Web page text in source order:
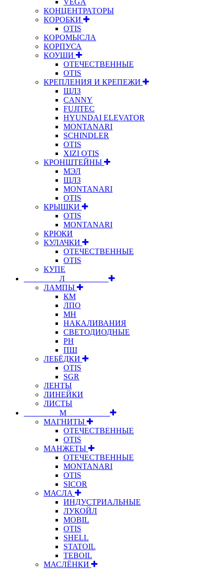
КОНЦЕНТРАТОРЫ
КОРОБКИ
OTIS
КОРОМЫСЛА
КОРПУСА
КОУШИ
ОТЕЧЕСТВЕННЫЕ
OTIS
КРЕПЛЕНИЯ И КРЕПЕЖИ
ЩЛЗ
CANNY
FUJITEC
HYUNDAI ELEVATOR
MONTANARI
SCHINDLER
OTIS
XIZI OTIS
КРОНШТЕЙНЫ
МЭЛ
ЩЛЗ
MONTANARI
OTIS
КРЫШКИ
OTIS
MONTANARI
КРЮКИ
КУЛАЧКИ
ОТЕЧЕСТВЕННЫЕ
OTIS
КУПЕ
⠀⠀⠀⠀⠀⠀Л⠀⠀⠀⠀⠀⠀⠀
ЛАМПЫ
КМ
ЛПО
МН
НАКАЛИВАНИЯ
СВЕТОДИОДНЫЕ
РН
ПШ
ЛЕБЁДКИ
OTIS
SGR
ЛЕНТЫ
ЛИНЕЙКИ
ЛИСТЫ
⠀⠀⠀⠀⠀⠀М⠀⠀⠀⠀⠀⠀⠀
МАГНИТЫ
ОТЕЧЕСТВЕННЫЕ
OTIS
МАНЖЕТЫ
ОТЕЧЕСТВЕННЫЕ
MONTANARI
OTIS
SICOR
МАСЛА
ИНДУСТРИАЛЬНЫЕ
ЛУКОЙЛ
MOBIL
OTIS
SHELL
STATOIL
TEBOIL
МАСЛЁНКИ